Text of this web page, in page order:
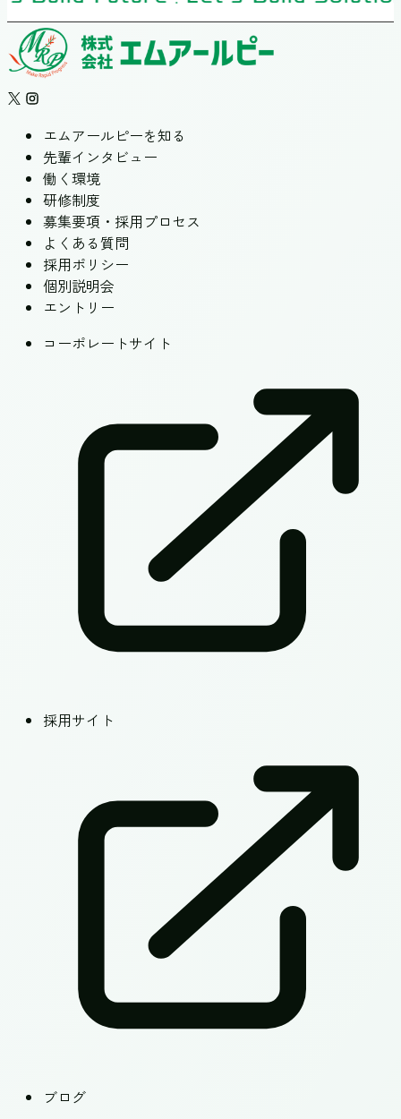
エムアールピーを知る
先輩インタビュー
働く環境
研修制度
募集要項・採用プロセス
よくある質問
採用ポリシー
個別説明会
エントリー
コーポレートサイト
採用サイト
ブログ